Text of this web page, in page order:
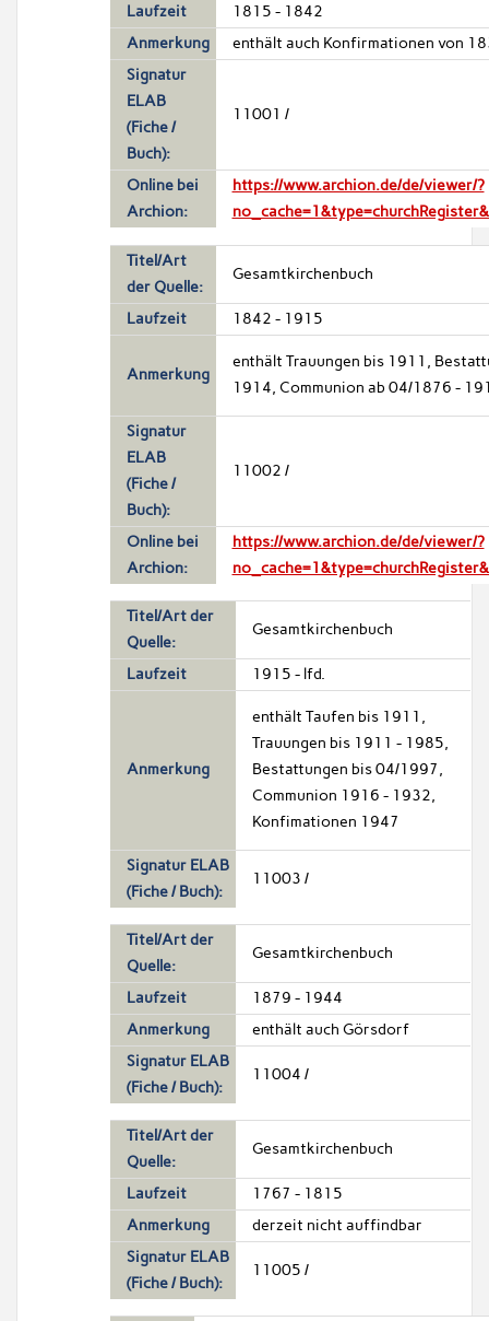
Laufzeit
1815 - 1842
Anmerkung
enthält auch Konfirmationen von
Signatur
ELAB
(Fiche /
Buch):
11001 /
Online bei
Archion:
https://www.archion.de/de/viewer/?
Titel/Art
der Quelle:
Gesamtkirchenbuch
Laufzeit 1842 - 1915
Anmerkung
enthält Trauungen bis 1911,
1914, Communion ab 04/1876 -
Signatur
ELAB
(Fiche /
Buch):
11002 /
Online bei
Archion:
https://www.archion.de/de/viewer/?
Titel/Art der
Quelle:
Gesamtkirchenbuch
Laufzeit 1915 - lfd.
Anmerkung
enthält Taufen bis 1911,
Trauungen bis 1911 - 1985,
Bestattungen bis 04/1997,
Communion 1916 - 1932,
Konfimationen 1947
Signatur ELAB
(Fiche / Buch):
11003 /
Titel/Art der
Quelle:
Gesamtkirchenbuch
Laufzeit
1879 - 1944
Anmerkung
enthält auch Görsdorf
Signatur ELAB
(Fiche / Buch):
11004 /
Titel/Art der
Quelle:
Gesamtkirchenbuch
Laufzeit
1767 - 1815
Anmerkung
derzeit nicht auffindbar
Signatur ELAB
(Fiche / Buch):
11005 /